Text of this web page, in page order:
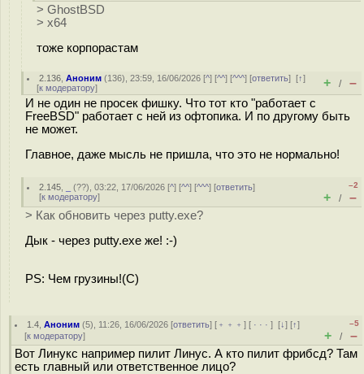
> GhostBSD
> x64
тоже корпорастам
2.136 ,Аноним (136), 23:59, 16/06/2026 [^] [^^] [^^^] [ответить][↑]
[к модератору] + / –
И не один не просек фишку. Что тот кто "работает с
FreeBSD" работает с ней из офтопика. И по другому быть
не может.
Главное, даже мысль не пришла, что это не нормально!
2.145 (??), 03:22, 17/06/2026 [^] [^^] [^^^] [ответить]
[к модератору]
–2
+ / –
> Как обновить через putty.exe?
Дык - через putty.exe же! :-)
PS: Чем грузины!(С)
1.4 ,Аноним (5), 11:26, 16/06/2026 [ответить] [ ﹢﹢﹢] [ · · ·][↓] [↑]
[к модератору]
–5
+ / –
Вот Линукс например пилит Линус. А кто пилит фрибсд? Там
есть главный или ответственное лицо?